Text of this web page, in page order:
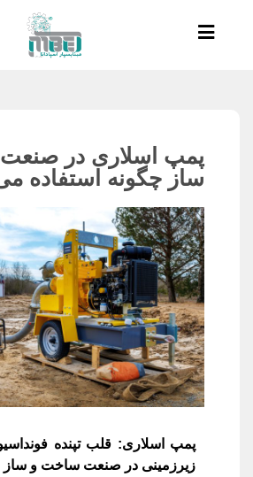
پمپ اسلاری در
ساز چگونه استفاده
پمپ اسلاری: قلب تپنده
زیرزمینی در صنعت ساخت و ساز